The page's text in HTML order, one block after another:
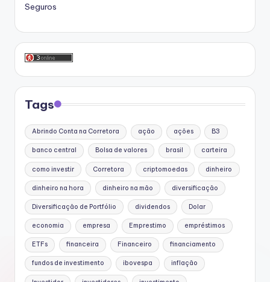
Seguros
Tags
Abrindo Conta na Corretora ação ações B3
banco central Bolsa de valores brasil carteira
como investir Corretora criptomoedas dinheiro
dinheiro na hora dinheiro na mão diversificação
Diversificação de Portfólio dividendos Dolar
economia empresa Emprestimo empréstimos
ETFs financeira Financeiro financiamento
fundos de investimento ibovespa inflação